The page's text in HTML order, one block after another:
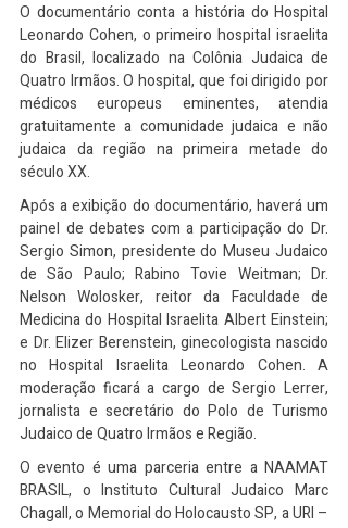
O documentário conta a história do Hospital
Leonardo Cohen, o primeiro hospital israelita
do Brasil, localizado na Colônia Judaica de
Quatro Irmãos. O hospital, que foi dirigido por
médicos europeus eminentes, atendia
gratuitamente a comunidade judaica e não
judaica da região na primeira metade do
século XX.
Após a exibição do documentário, haverá um
painel de debates com a participação do Dr.
Sergio Simon, presidente do Museu Judaico
de São Paulo; Rabino Tovie Weitman; Dr.
Nelson Wolosker, reitor da Faculdade de
Medicina do Hospital Israelita Albert Einstein;
e Dr. Elizer Berenstein, ginecologista nascido
no Hospital Israelita Leonardo Cohen. A
moderação ficará a cargo de Sergio Lerrer,
jornalista e secretário do Polo de Turismo
Judaico de Quatro Irmãos e Região.
O evento é uma parceria entre a NAAMAT
BRASIL, o Instituto Cultural Judaico Marc
Chagall, o Memorial do Holocausto SP, a URI –